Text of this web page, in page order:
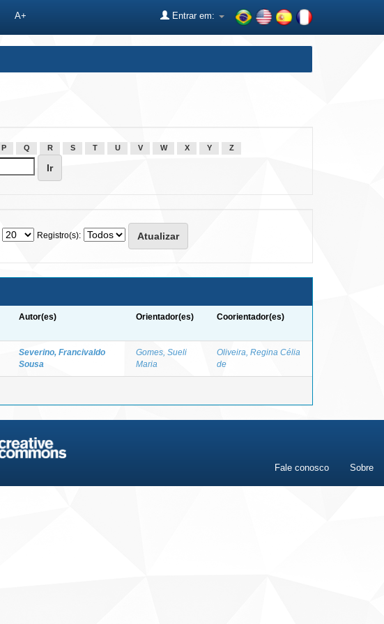
A+ Entrar em:
P Q R S T U V W X Y Z
Registro(s):
Autor(es) Orientador(es) Coorientador(es)
Severino, Francivaldo
Sousa
Gomes, Sueli
Maria
Oliveira, Regina Célia
de
Fale conosco Sobre